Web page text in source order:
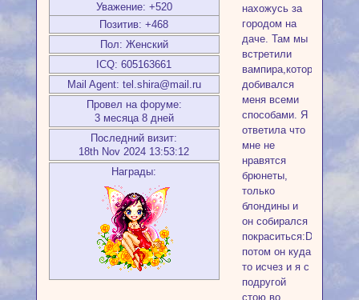
Уважение: +520
Позитив: +468
Пол: Женский
ICQ: 605163661
Mail Agent: tel.shira@mail.ru
Провел на форуме:
3 месяца 8 дней
Последний визит:
18th Nov 2024 13:53:12
Награды:
нахожусь за
городом на
даче. Там мы
встретили
вампира,который
добивался
меня всеми
способами. Я
ответила что
мне не
нравятся
брюнеты,
только
блондины и
он собирался
покраситься:D
потом он куда
то исчез и я с
подругой
стою во